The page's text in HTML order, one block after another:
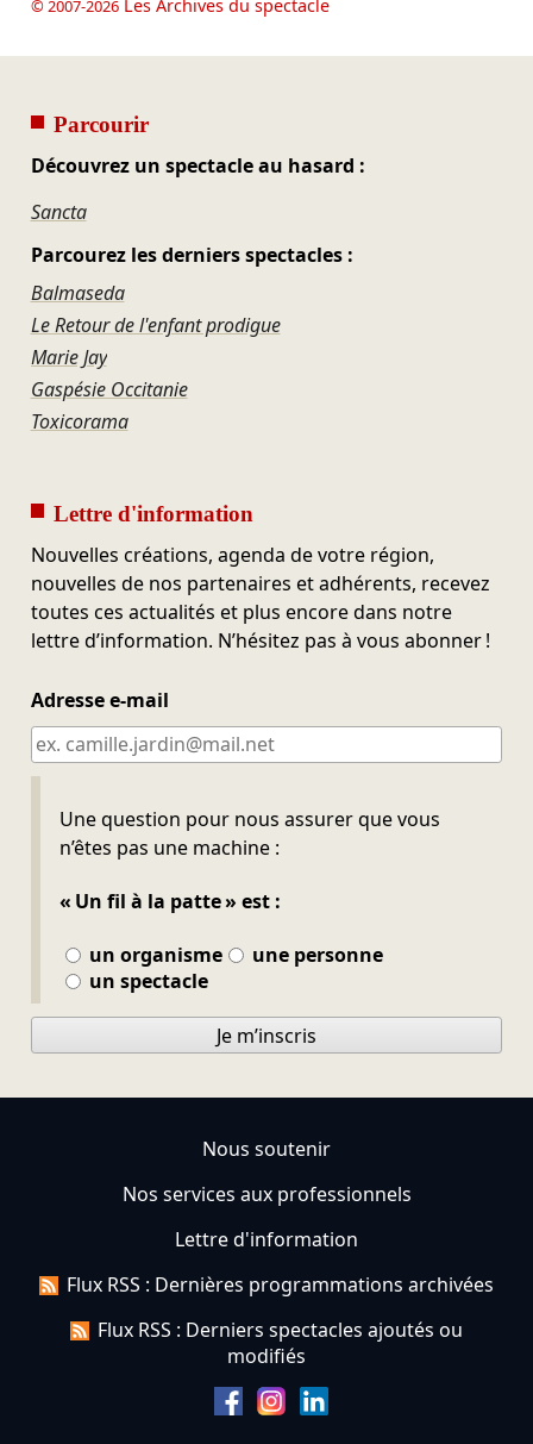
© 2007-2026Les Archives du spectacle
Parcourir
Découvrez un spectacle au hasard :
Sancta
Parcourez les derniers spectacles :
Balmaseda
Le Retour de l'enfant prodigue
Marie Jay
Gaspésie Occitanie
Toxicorama
Lettre d'information
Nouvelles créations, agenda de votre région,
nouvelles de nos partenaires et adhérents, recevez
toutes ces actualités et plus encore dans notre
lettre d’information. N’hésitez pas à vous abonner !
Adresse e-mail
Une question pour nous assurer que vous
n’êtes pas une machine :
« Un fil à la patte » est :
un organisme
une personne
un spectacle
Ne pas remplir
Je m’inscris
Nous soutenir
Nos services aux professionnels
Lettre d'information
Flux RSS : Dernières programmations archivées
Flux RSS : Derniers spectacles ajoutés ou
modifiés